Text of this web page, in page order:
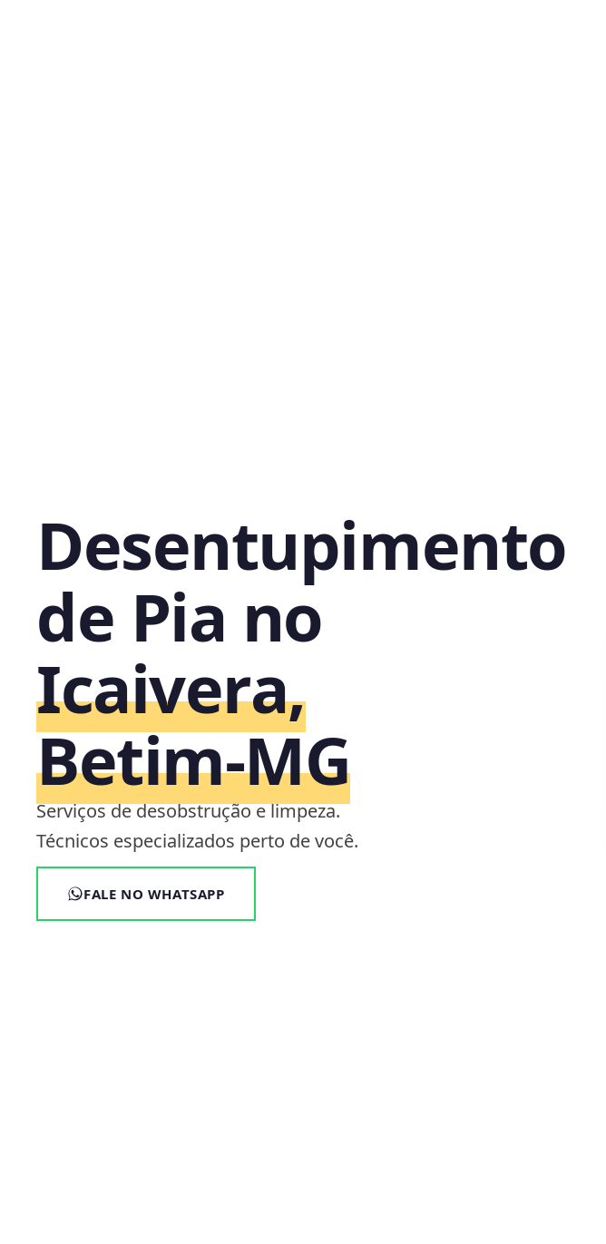
Desentupimento
de Pia no
Icaivera,
Betim‑MG
Serviços de desobstrução e limpeza.
Técnicos especializados perto de você.
FALE NO WHATSAPP